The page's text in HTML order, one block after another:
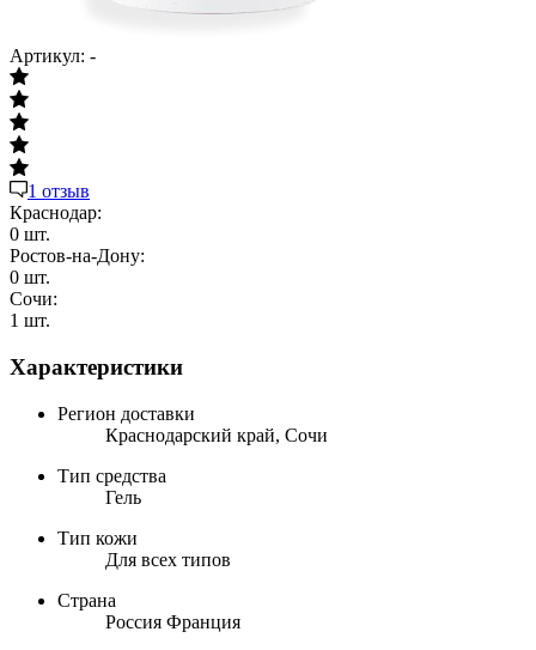
Артикул: -
1 отзыв
Краснодар:
0 шт.
Ростов-на-Дону:
0 шт.
Сочи:
1 шт.
Характеристики
Регион доставки
Краснодарский край, Сочи
Тип средства
Гель
Тип кожи
Для всех типов
Страна
Россия Франция